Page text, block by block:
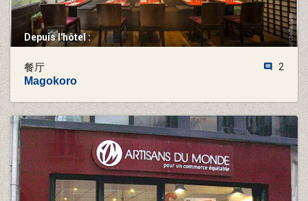
Depuis l'hôtel :
2
餐厅
Magokoro